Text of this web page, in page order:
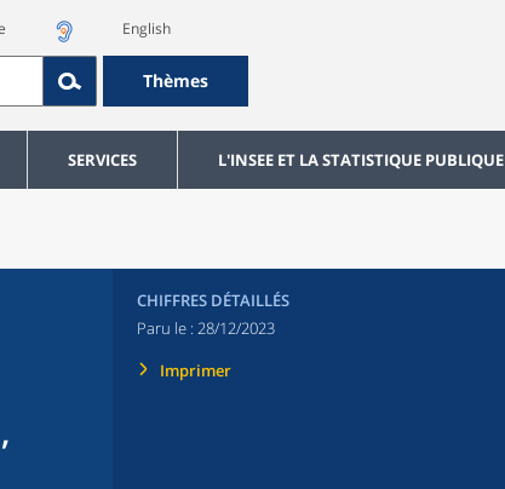
English
Thèmes
SERVICES L'INSEE ET LA STATISTIQUE PUBLIQUE
CHIFFRES DÉTAILLÉS
Paru le : 28/12/2023
Imprimer